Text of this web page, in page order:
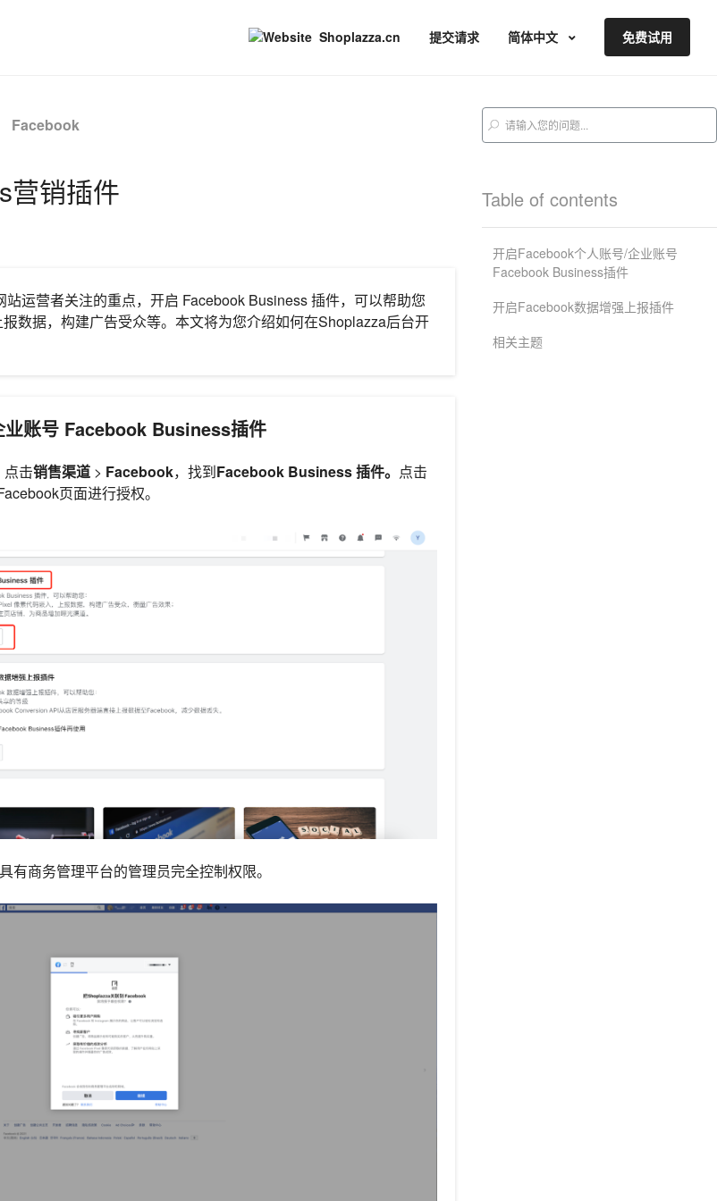
Shoplazza.cn 提交请求 简体中文 免费试用
Facebook
营销插件
站运营者关注的重点，开启 Facebook Business 插件，可以帮助您
数据，构建广告受众等。本文将为您介绍如何在Shoplazza后台开
账号 Facebook Business插件
击销售渠道 > Facebook，找到Facebook Business 插件。 点击
页面进行授权。
有商务管理平台的管理员完全控制权限。
Table of contents
开启Facebook个人账号/企业账号
Facebook Business插件
开启Facebook数据增强上报插件
相关主题